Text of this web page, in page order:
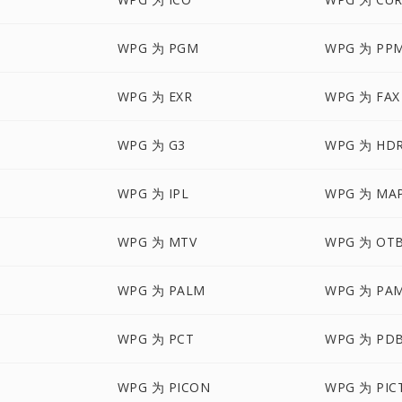
WPG 为 PGM WPG 为
WPG 为 EXR WPG 为 FAX
WPG 为 G3 WPG 为
WPG 为 IPL WPG 为
WPG 为 MTV WPG 为
WPG 为 PALM WPG 为
WPG 为 PCT WPG 为
WPG 为 PICON WPG 为